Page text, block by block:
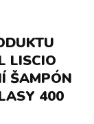
LISCIO
ŠAMPÓN
400